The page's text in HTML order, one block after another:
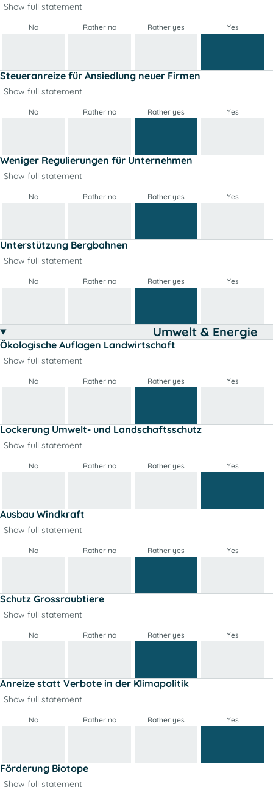
Show full statement
No Rather no Rather yes Yes
Steueranreize für Ansiedlung neuer Firmen
Show full statement
No Rather no Rather yes Yes
Weniger Regulierungen für Unternehmen
Show full statement
No Rather no Rather yes Yes
Unterstützung Bergbahnen
Show full statement
No Rather no Rather yes Yes
Umwelt & Energie
Ökologische Auflagen Landwirtschaft
Show full statement
No Rather no Rather yes Yes
Lockerung Umwelt- und Landschaftsschutz
Show full statement
No Rather no Rather yes Yes
Ausbau Windkraft
Show full statement
No Rather no Rather yes Yes
Schutz Grossraubtiere
Show full statement
No Rather no Rather yes Yes
Anreize statt Verbote in der Klimapolitik
Show full statement
No Rather no Rather yes Yes
Förderung Biotope
Show full statement